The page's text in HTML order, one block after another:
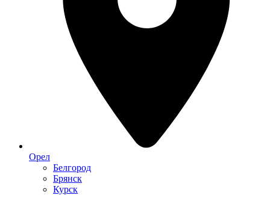
Орел
Белгород
Брянск
Курск